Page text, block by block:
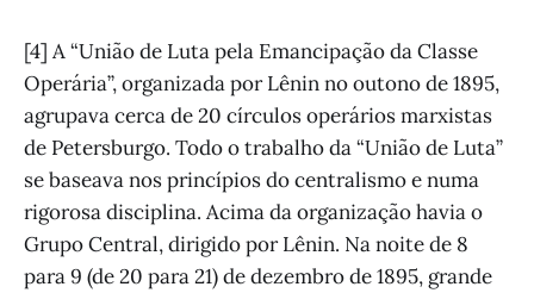
[4] A “União de Luta pela Emancipação da Classe
Operária”, organizada por Lênin no outono de 1895,
agrupava cerca de 20 círculos operários marxistas
de Petersburgo. Todo o trabalho da “União de Luta”
se baseava nos princípios do centralismo e numa
rigorosa disciplina. Acima da organização havia o
Grupo Central, dirigido por Lênin. Na noite de 8
para 9 (de 20 para 21) de dezembro de 1895, grande